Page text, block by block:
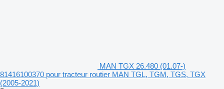
MAN TGX 26.480 (01.07-)
81416100370 pour tracteur routier MAN TGL, TGM, TGS, TGX
(2005-2021)